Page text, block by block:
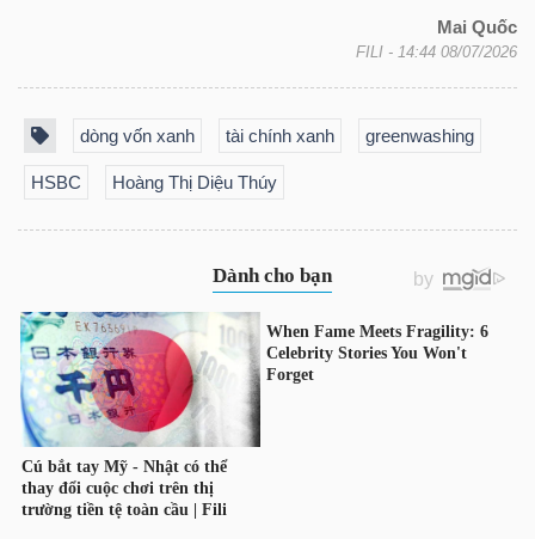
Mai Quốc
FILI - 14:44 08/07/2026
dòng vốn xanh tài chính xanh greenwashing
HSBC Hoàng Thị Diệu Thúy